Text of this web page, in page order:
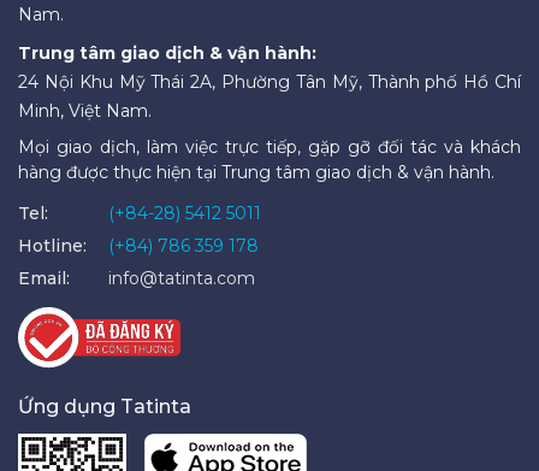
Nam.
Trung tâm giao dịch & vận hành:
24 Nội Khu Mỹ Thái 2A, Phường Tân Mỹ, Thành phố Hồ Chí
Minh, Việt Nam.
Mọi giao dịch, làm việc trực tiếp, gặp gỡ đối tác và khách
hàng được thực hiện tại Trung tâm giao dịch & vận hành.
Tel:
(+84-28) 5412 5011
Hotline:
(+84) 786 359 178
Email:
info@tatinta.com
Ứng dụng Tatinta